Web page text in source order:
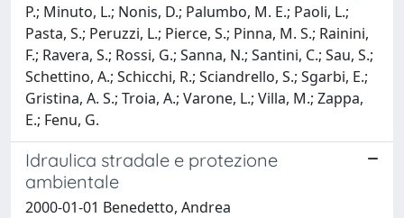
P.; Minuto, L.; Nonis, D.; Palumbo, M. E.; Paoli, L.;
Pasta, S.; Peruzzi, L.; Pierce, S.; Pinna, M. S.; Rainini,
F.; Ravera, S.; Rossi, G.; Sanna, N.; Santini, C.; Sau, S.;
Schettino, A.; Schicchi, R.; Sciandrello, S.; Sgarbi, E.;
Gristina, A. S.; Troia, A.; Varone, L.; Villa, M.; Zappa,
E.; Fenu, G.
Idraulica stradale e protezione
ambientale
2000-01-01 Benedetto, Andrea